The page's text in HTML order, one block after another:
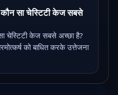
कौन सा चेस्टिटी केज सबसे
चेस्टिटी केज सबसे अच्छा है?
को बाधित करके उत्तेजना